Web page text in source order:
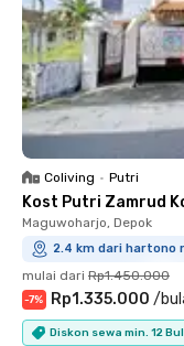
Coliving • Putri
Kost Putri Zamrud
Maguwoharjo, Depok
2.4 km dari hartono
mulai dari Rp1.450.000
-7% Rp1.335.000 /
Diskon sewa min. 12